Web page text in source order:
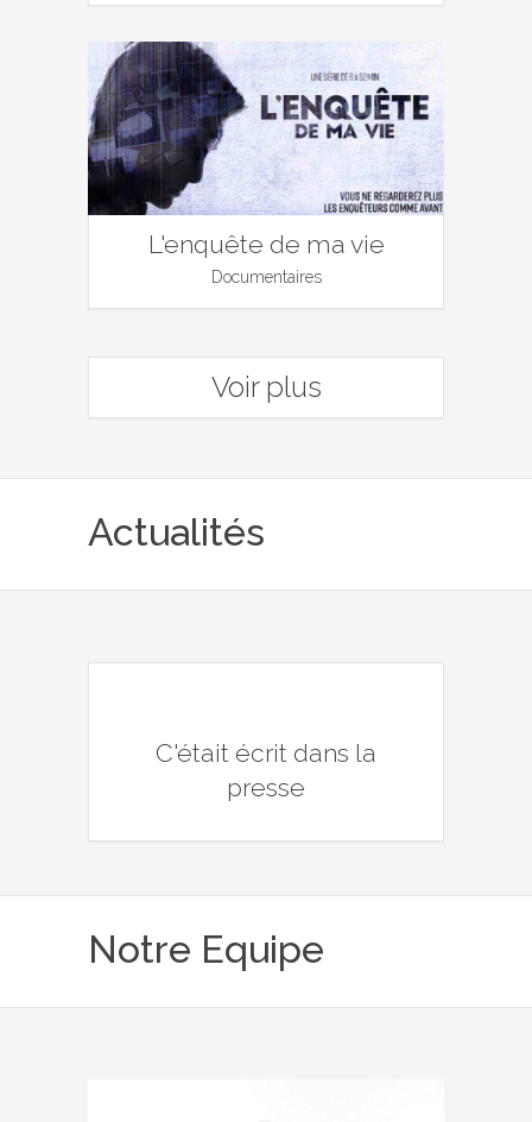
L'enquête de ma vie
Documentaires
Voir plus
Actualités
C'était écrit dans la
presse
Notre Equipe